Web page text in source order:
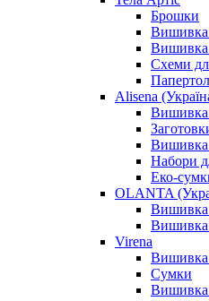
Брошки
Вишивка
Вишивка
Схеми
Alisena
Вишивка
Вишивка
Набори
Еко-
OLANTA
Вишивка
Вишивка
Virena
Вишивка
Сумки
Вишивка